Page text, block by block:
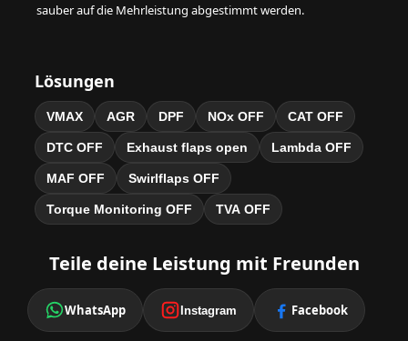
sauber auf die Mehrleistung abgestimmt werden.
Lösungen
VMAX AGR DPF NOx OFF CAT OFF
DTC OFF Exhaust flaps open Lambda OFF
MAF OFF Swirlflaps OFF
Torque Monitoring OFF TVA OFF
Teile deine Leistung mit Freunden
WhatsApp Instagram Facebook